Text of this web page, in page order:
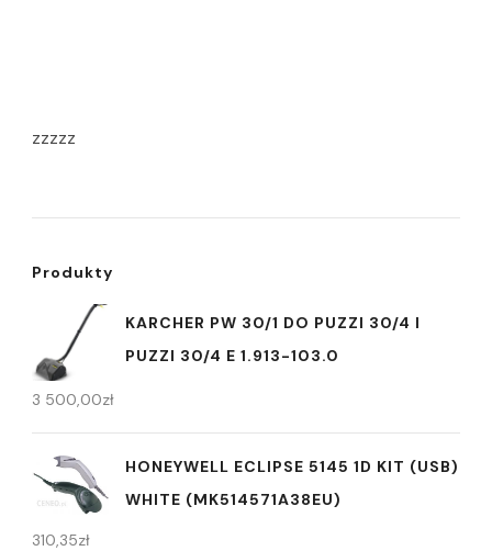
zzzzz
Produkty
KARCHER PW 30/1 DO PUZZI 30/4 I
PUZZI 30/4 E 1.913-103.0
3 500,00zł
HONEYWELL ECLIPSE 5145 1D KIT (USB)
WHITE (MK514571A38EU)
310,35zł